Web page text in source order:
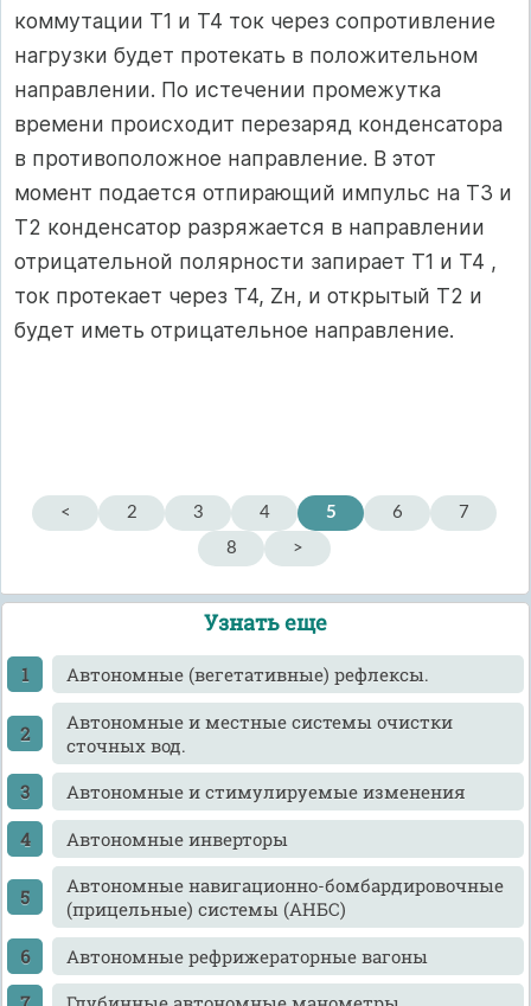
коммутации Т1 и Т4 ток через сопротивление
нагрузки будет протекать в положительном
направлении. По истечении промежутка
времени происходит перезаряд конденсатора
в противоположное направление. В этот
момент подается отпирающий импульс на Т3 и
Т2 конденсатор разряжается в направлении
отрицательной полярности запирает Т1 и Т4 ,
ток протекает через Т4, Zн, и открытый Т2 и
будет иметь отрицательное направление.
< 2 3 4 5 6
7
8
>
Узнать еще
Автономные (вегетативные) рефлексы.
Автономные и местные системы очистки
сточных вод.
Автономные и стимулируемые изменения
Автономные инверторы
Автономные навигационно-бомбардировочные
(прицельные) системы (АНБС)
Автономные рефрижераторные вагоны